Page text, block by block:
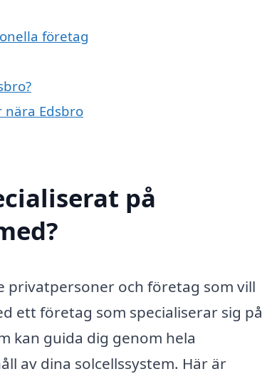
företag
Edsbro
på
privatpersoner och företag som vill
ett företag som specialiserar sig på
kan guida dig genom hela
av dina solcellssystem. Här är